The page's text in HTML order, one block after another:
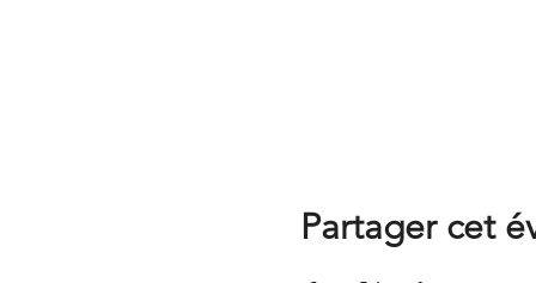
Partager cet